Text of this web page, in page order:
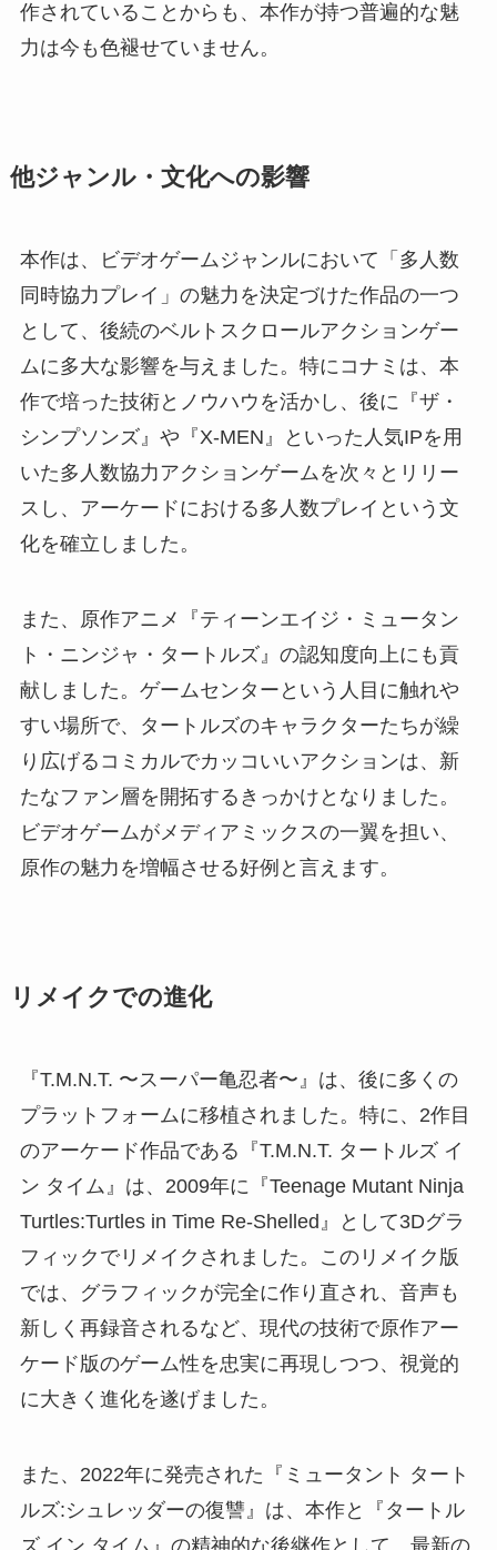
作されていることからも、本作が持つ普遍的な魅
力は今も色褪せていません。
他ジャンル・文化への影響
本作は、ビデオゲームジャンルにおいて「多人数
同時協力プレイ」の魅力を決定づけた作品の一つ
として、後続のベルトスクロールアクションゲー
ムに多大な影響を与えました。特にコナミは、本
作で培った技術とノウハウを活かし、後に『ザ・
シンプソンズ』や『X-MEN』といった人気IPを用
いた多人数協力アクションゲームを次々とリリー
スし、アーケードにおける多人数プレイという文
化を確立しました。
また、原作アニメ『ティーンエイジ・ミュータン
ト・ニンジャ・タートルズ』の認知度向上にも貢
献しました。ゲームセンターという人目に触れや
すい場所で、タートルズのキャラクターたちが繰
り広げるコミカルでカッコいいアクションは、新
たなファン層を開拓するきっかけとなりました。
ビデオゲームがメディアミックスの一翼を担い、
原作の魅力を増幅させる好例と言えます。
リメイクでの進化
『T.M.N.T. 〜スーパー亀忍者〜』は、後に多くの
プラットフォームに移植されました。特に、2作目
のアーケード作品である『T.M.N.T. タートルズ イ
ン タイム』は、2009年に『Teenage Mutant Ninja
Turtles:Turtles in Time Re-Shelled』として3Dグラ
フィックでリメイクされました。このリメイク版
では、グラフィックが完全に作り直され、音声も
新しく再録音されるなど、現代の技術で原作アー
ケード版のゲーム性を忠実に再現しつつ、視覚的
に大きく進化を遂げました。
また、2022年に発売された『ミュータント タート
ルズ:シュレッダーの復讐』は、本作と『タートル
ズ イン タイム』の精神的な後継作として、最新の